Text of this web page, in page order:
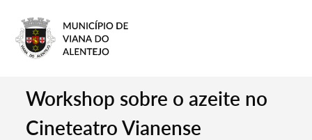
Workshop sobre o azeite no
Cineteatro Vianense